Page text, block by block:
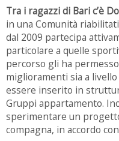
Tra i ragazzi di Bari c’è
in una Comunità
dal 2009 partecipa
particolare a quelle
percorso gli ha
miglioramenti sia a
essere inserito in
Gruppi appartamento.
sperimentare un
compagna, in accordo